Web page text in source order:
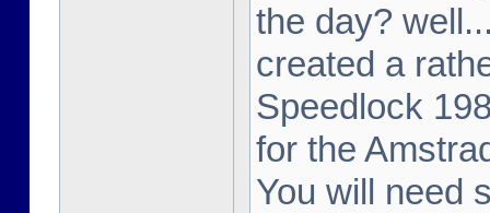
the day?
created a
Speedlock
for the
You will need